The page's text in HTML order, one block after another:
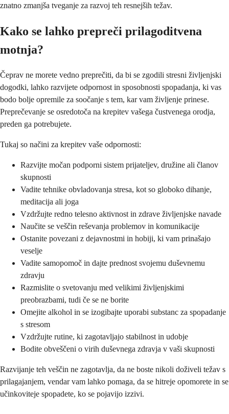
znatno zmanjša tveganje za razvoj teh resnejših težav.
Kako se lahko prepreči prilagoditvena
motnja?
Čeprav ne morete vedno preprečiti, da bi se zgodili stresni življenjski
dogodki, lahko razvijete odpornost in sposobnosti spopadanja, ki vas
bodo bolje opremile za soočanje s tem, kar vam življenje prinese.
Preprečevanje se osredotoča na krepitev vašega čustvenega orodja,
preden ga potrebujete.
Tukaj so načini za krepitev vaše odpornosti:
Razvijte močan podporni sistem prijateljev, družine ali članov
skupnosti
Vadite tehnike obvladovanja stresa, kot so globoko dihanje,
meditacija ali joga
Vzdržujte redno telesno aktivnost in zdrave življenjske navade
Naučite se veščin reševanja problemov in komunikacije
Ostanite povezani z dejavnostmi in hobiji, ki vam prinašajo
veselje
Vadite samopomoč in dajte prednost svojemu duševnemu
zdravju
Razmislite o svetovanju med velikimi življenjskimi
preobrazbami, tudi če se ne borite
Omejite alkohol in se izogibajte uporabi substanc za spopadanje
s stresom
Vzdržujte rutine, ki zagotavljajo stabilnost in udobje
Bodite obveščeni o virih duševnega zdravja v vaši skupnosti
Razvijanje teh veščin ne zagotavlja, da ne boste nikoli doživeli težav s
prilagajanjem, vendar vam lahko pomaga, da se hitreje opomorete in se
učinkoviteje spopadete, ko se pojavijo izzivi.